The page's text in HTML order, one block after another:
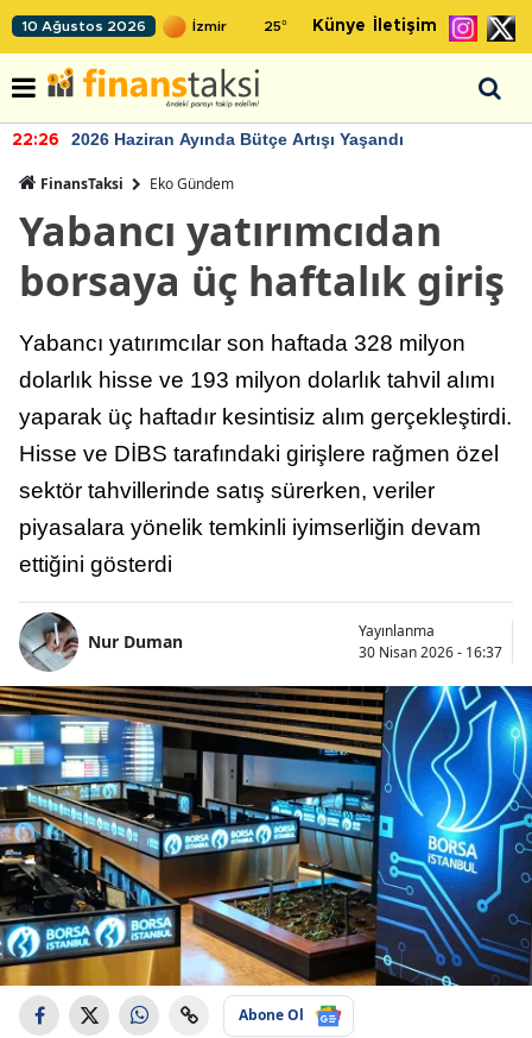
10 Ağustos 2026 25° Künye İletişim
22:26 2026 Haziran Ayında Bütçe Artışı Yaşandı
FinansTaksi Eko Gündem
Yabancı yatırımcıdan
borsaya üç haftalık giriş
Yabancı yatırımcılar son haftada 328 milyon
dolarlık hisse ve 193 milyon dolarlık tahvil alımı
yaparak üç haftadır kesintisiz alım gerçekleştirdi.
Hisse ve DİBS tarafındaki girişlere rağmen özel
sektör tahvillerinde satış sürerken, veriler
piyasalara yönelik temkinli iyimserliğin devam
ettiğini gösterdi
Nur Duman
Yayınlanma
30 Nisan 2026 - 16:37
Abone Ol